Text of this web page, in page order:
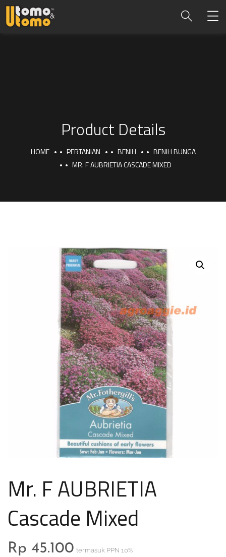
Product Details
HOME PERTANIAN BENIH
BENIH BUNGA
MR. F AUBRIETIA CASCADE MIXED
Mr. F AUBRIETIA
Cascade Mixed
Rp 45.100 termasuk PPN 10%